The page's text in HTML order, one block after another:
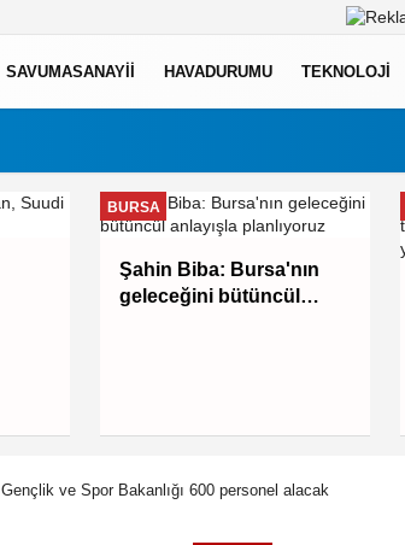
SAVUMASANAYII HAVADURUMU TEKNOLOJI
BURSA
Şahin Biba: Bursa'nın
geleceğini bütüncül
Gençlik ve Spor Bakanlığı 600 personel alacak